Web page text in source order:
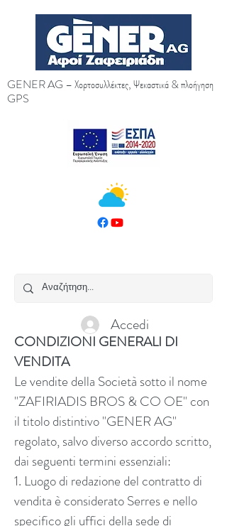
GENER AG – Χορτοσυλλέκτες, Ψεκαστικά & πλοήγηση
GPS
Accedi
CONDIZIONI GENERALI DI
VENDITA
Le vendite della Società sotto il nome
"ZAFIRIADIS BROS & CO OE" con
il titolo distintivo "GENER AG"
regolato, salvo diverso accordo scritto,
dai seguenti termini essenziali:
1. Luogo di redazione del contratto di
vendita è considerato Serres e nello
specifico gli uffici della sede di